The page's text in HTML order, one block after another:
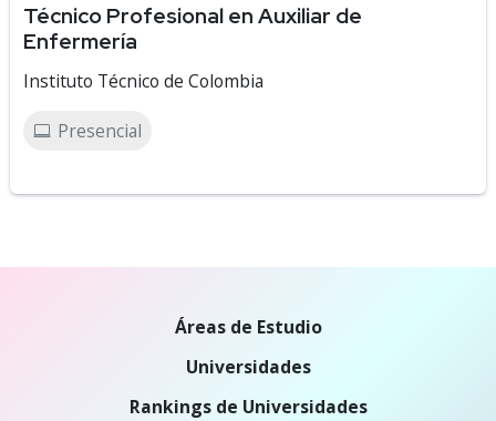
Técnico Profesional en Auxiliar de
Enfermería
Instituto Técnico de Colombia
Presencial
Áreas de Estudio
Universidades
Rankings de Universidades